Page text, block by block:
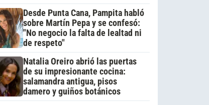
Desde Punta Cana, Pampita habló
sobre Martín Pepa y se confesó:
"No negocio la falta de lealtad ni
de respeto"
Natalia Oreiro abrió las puertas
de su impresionante cocina:
salamandra antigua, pisos
damero y guiños botánicos